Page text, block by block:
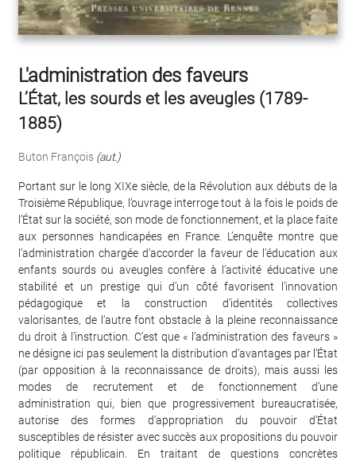
L'administration des faveurs
L’État, les sourds et les aveugles (1789-
1885)
Buton François (aut.)
Portant sur le long XIXe siècle, de la Révolution aux débuts de la
Troisième République, l’ouvrage interroge tout à la fois le poids de
l’État sur la société, son mode de fonctionnement, et la place faite
aux personnes handicapées en France. L’enquête montre que
l’administration chargée d’accorder la faveur de l’éducation aux
enfants sourds ou aveugles confère à l’activité éducative une
stabilité et un prestige qui d’un côté favorisent l’innovation
pédagogique et la construction d’identités collectives
valorisantes, de l’autre font obstacle à la pleine reconnaissance
du droit à l’instruction. C’est que « l’administration des faveurs »
ne désigne ici pas seulement la distribution d’avantages par l’État
(par opposition à la reconnaissance de droits), mais aussi les
modes de recrutement et de fonctionnement d’une
administration qui, bien que progressivement bureaucratisée,
autorise des formes d’appropriation du pouvoir d’État
susceptibles de résister avec succès aux propositions du pouvoir
politique républicain. En traitant de questions concrètes